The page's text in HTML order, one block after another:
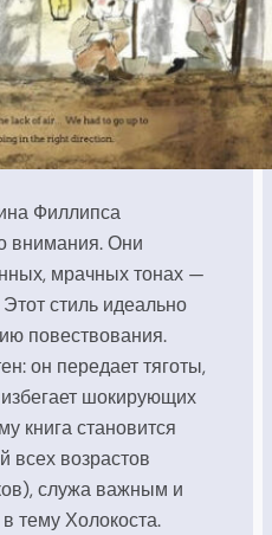
Филлипса
внимания. Они
мрачных тонах —
стиль идеально
повествования.
он передает тяготы,
шокирующих
книга становится
всех возрастов
служа важным и
тему Холокоста.